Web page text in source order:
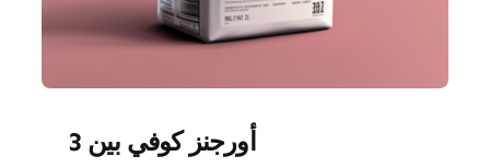
أورجنز كوفي بين 3